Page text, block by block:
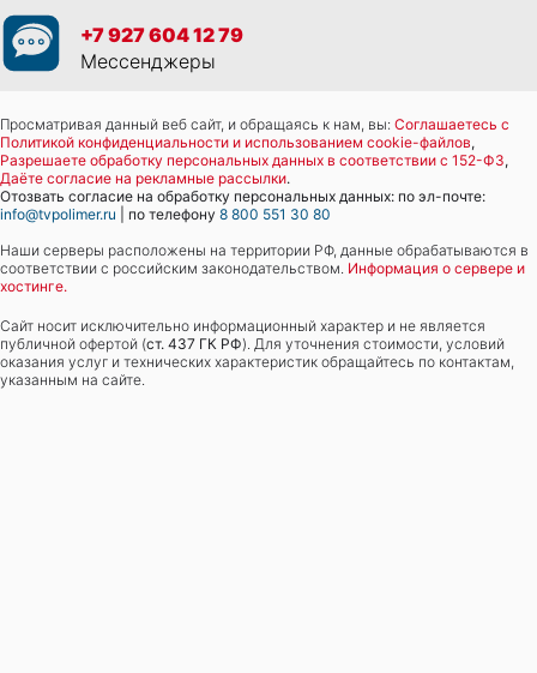
+7 927 604 12 79
Мессенджеры
Просматривая данный веб сайт, и обращаясь к нам, вы: Соглашаетесь с
Политикой конфиденциальности и использованием cookie-файлов,
Разрешаете обработку персональных данных в соответствии с 152-ФЗ,
Даёте согласие на рекламные рассылки.
Отозвать согласие на обработку персональных данных: по эл-почте:
info@tvpolimer.ru | по телефону 8 800 551 30 80
Наши серверы расположены на территории РФ, данные обрабатываются в
соответствии с российским законодательством. Информация о сервере и
хостинге.
Сайт носит исключительно информационный характер и не является
публичной офертой (ст. 437 ГК РФ). Для уточнения стоимости, условий
оказания услуг и технических характеристик обращайтесь по контактам,
указанным на сайте.